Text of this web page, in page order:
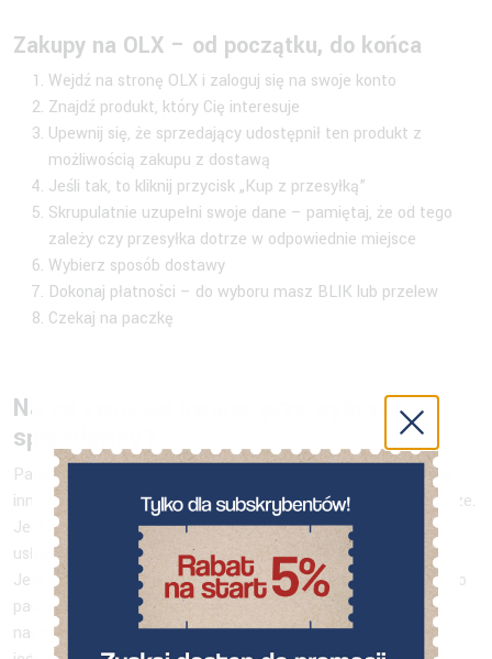
Zakupy na OLX – od początku, do końca
Wejdź na stronę OLX i zaloguj się na swoje konto
Znajdź produkt, który Cię interesuje
Upewnij się, że sprzedający udostępnił ten produkt z
możliwością zakupu z dostawą
Jeśli tak, to kliknij przycisk „Kup z przesyłką”
Skrupulatnie uzupełni swoje dane – pamiętaj, że od tego
zależy czy przesyłka dotrze w odpowiednie miejsce
Wybierz sposób dostawy
Dokonaj płatności – do wyboru masz BLIK lub przelew
Czekaj na paczkę
Na co zwracać uwagę, przy wyborze
sprzedawcy?
Pamiętaj, że nie każdy
czy jakimkolwiek
innym portalu myśli tylko o tym, jak wyłudzić od Ciebie pieniądze.
Jest grono uczciwych przedsiębiorców, którzy oferują swoje
usługi lub produkty w dobrej cenie i w na dobrych warunkach.
Jeśli poszukujesz takich produktów jak kartony, wypełniacze do
paczek, koperty czy akcesoria biurowe to możesz sprawdzić
naszą ofertę. Serdecznie Cię do tego zapraszamy. Wróćmy